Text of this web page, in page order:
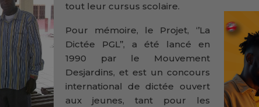
tout leur cursus scolaire.
Pour mémoire, le Projet, ‘’La
Dictée PGL’’, a été lancé en
1990 par le Mouvement
Desjardins, et est un concours
international de dictée ouvert
aux jeunes, tant pour les